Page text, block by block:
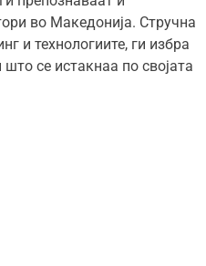
во Македонија. Стручна
и технологиите, ги избра
се истакнаа по својата